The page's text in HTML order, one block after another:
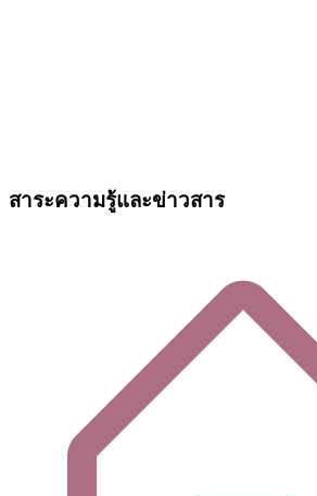
สาระความรู้และข่าวสาร